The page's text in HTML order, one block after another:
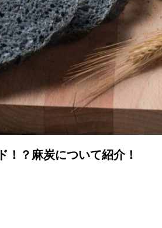
！？麻炭について紹介！